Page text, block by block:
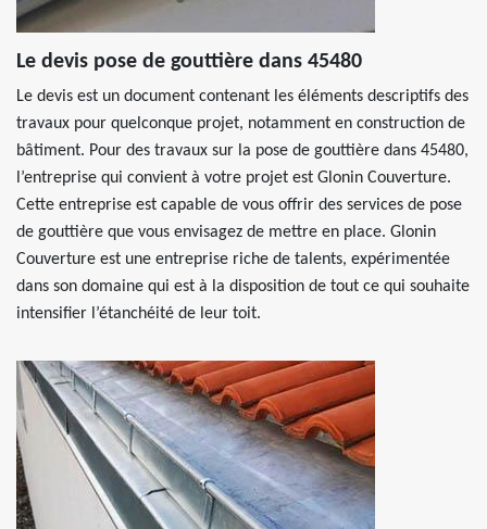
Le devis pose de gouttière dans 45480
Le devis est un document contenant les éléments descriptifs des
travaux pour quelconque projet, notamment en construction de
bâtiment. Pour des travaux sur la pose de gouttière dans 45480,
l’entreprise qui convient à votre projet est Glonin Couverture.
Cette entreprise est capable de vous offrir des services de pose
de gouttière que vous envisagez de mettre en place. Glonin
Couverture est une entreprise riche de talents, expérimentée
dans son domaine qui est à la disposition de tout ce qui souhaite
intensifier l’étanchéité de leur toit.